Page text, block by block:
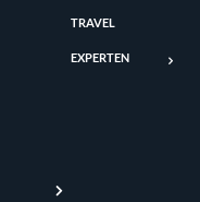
TRAVEL
EXPERTEN